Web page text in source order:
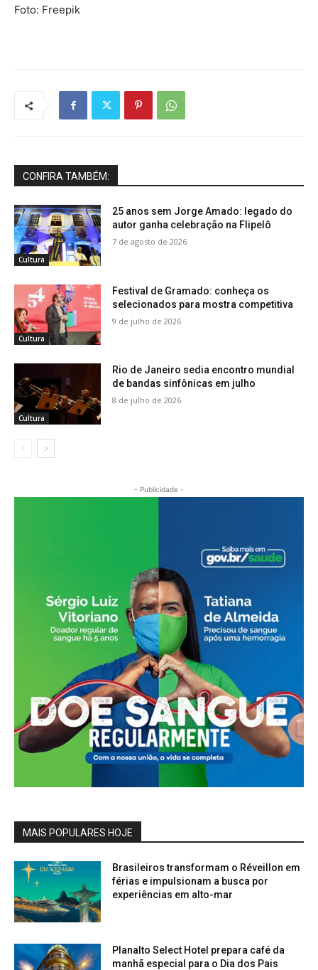
Foto: Freepik
CONFIRA TAMBÉM:
Cultura
25 anos sem Jorge Amado: legado do
autor ganha celebração na Flipelô
7 de agosto de 2026
Cultura
Festival de Gramado: conheça os
selecionados para mostra competitiva
9 de julho de 2026
Cultura
Rio de Janeiro sedia encontro mundial
de bandas sinfônicas em julho
8 de julho de 2026
- Publicidade -
MAIS POPULARES HOJE
Brasileiros transformam o Réveillon em
férias e impulsionam a busca por
experiências em alto-mar
Planalto Select Hotel prepara café da
manhã especial para o Dia dos Pais